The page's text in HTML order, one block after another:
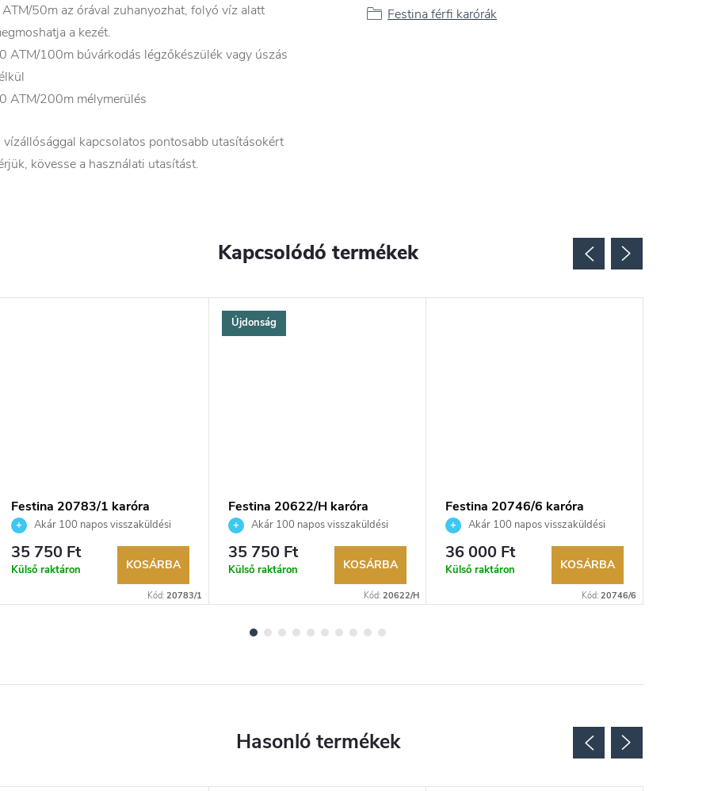
50m az órával zuhanyozhat, folyó víz alatt
a kezét.
ATM/100m búvárkodás légzőkészülék vagy úszás
ATM/200m mélymerülés
vízállósággal kapcsolatos pontosabb utasításokért
kövesse a használati utasítást.
Festina férfi karórák
Kapcsolódó termékek
Festina 20783/1 karóra
Akár 100 napos visszaküldési
lehetőség. Hivatalos márkakereskedő.
35 750 Ft
Külső raktáron KOSÁRBA
Kód: 20783/1
Újdonság
Festina 20622/H karóra
Akár 100 napos visszaküldési
lehetőség. Hivatalos márkakereskedő.
35 750 Ft
Külső raktáron KOSÁRBA
Kód: 20622/H
Festina 20746/6 karóra
Akár 100 napos visszaküldési
lehetőség. Hivatalos márkakereskedő.
36 000 Ft
Külső raktáron KOSÁRBA
Kód: 20746/6